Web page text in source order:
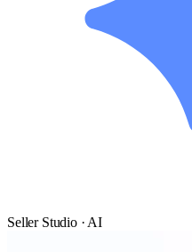
Seller Studio · AI